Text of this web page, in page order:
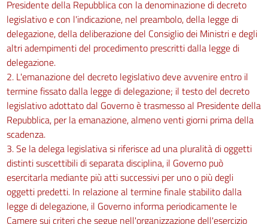
SEZIONE I
Disposizioni generali
34
35
Soggetti, giurisdizione e competenza
36
37
39
40
41
42
Presidente della Repubblica con la denominazione di decreto
legislativo e con l'indicazione, nel preambolo, della legge di
delegazione, della deliberazione del Consiglio dei Ministri e degli
altri adempimenti del procedimento prescritti dalla legge di
delegazione.
2. L'emanazione del decreto legislativo deve avvenire entro il
termine fissato dalla legge di delegazione; il testo del decreto
legislativo adottato dal Governo è trasmesso al Presidente della
Repubblica, per la emanazione, almeno venti giorni prima della
scadenza.
3. Se la delega legislativa si riferisce ad una pluralità di oggetti
distinti suscettibili di separata disciplina, il Governo può
esercitarla mediante più atti successivi per uno o più degli
oggetti predetti. In relazione al termine finale stabilito dalla
legge di delegazione, il Governo informa periodicamente le
Camere sui criteri che segue nell'organizzazione dell'esercizio